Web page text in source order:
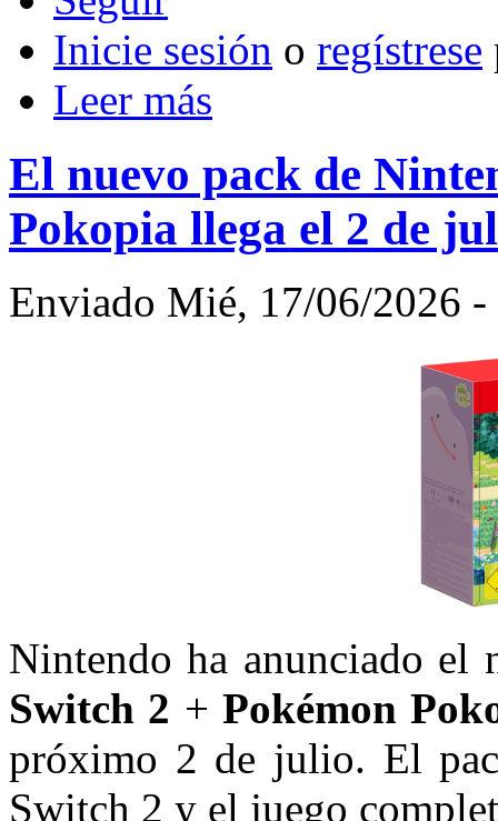
Inicie sesión o regístrese
Leer más
El nuevo pack de
Pokopia llega el 2 de
Enviado Mié, 17/06/2026
Nintendo ha anunciado el
Switch 2 + Pokémon
próximo 2 de julio. El
Switch 2 y el juego